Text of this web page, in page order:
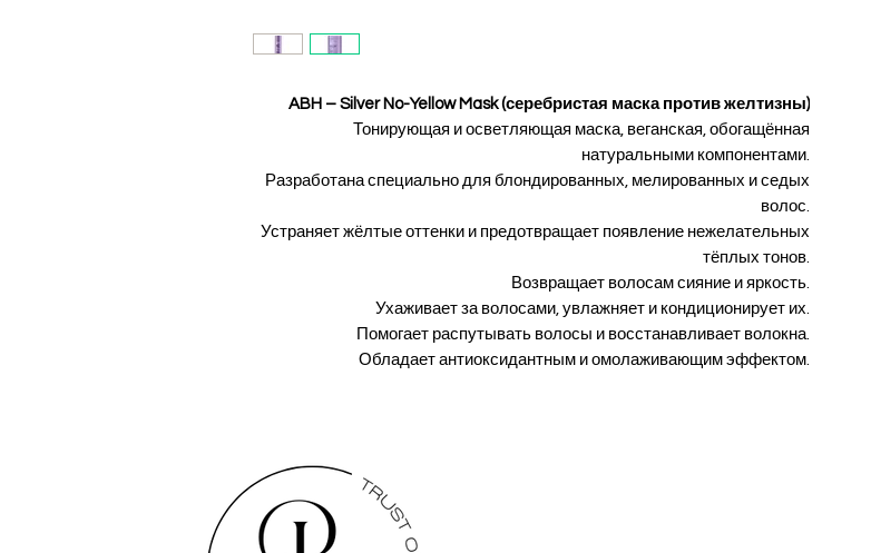
ABH – Silver No-Yellow Mask (серебристая маска против желтизны)
Тонирующая и осветляющая маска, веганская, обогащённая
натуральными компонентами.
Разработана специально для блондированных, мелированных и седых
волос.
Устраняет жёлтые оттенки и предотвращает появление нежелательных
тёплых тонов.
Возвращает волосам сияние и яркость.
Ухаживает за волосами, увлажняет и кондиционирует их.
Помогает распутывать волосы и восстанавливает волокна.
Обладает антиоксидантным и омолаживающим эффектом.